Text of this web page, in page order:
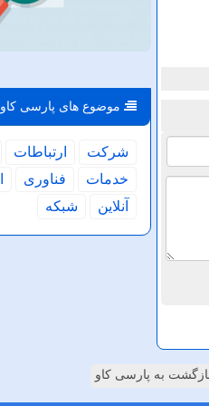
موضوع های پارسی كاو
شركت ارتباطات
خدمات
فناوری
آنلاین
شبكه
به پارسی کاو